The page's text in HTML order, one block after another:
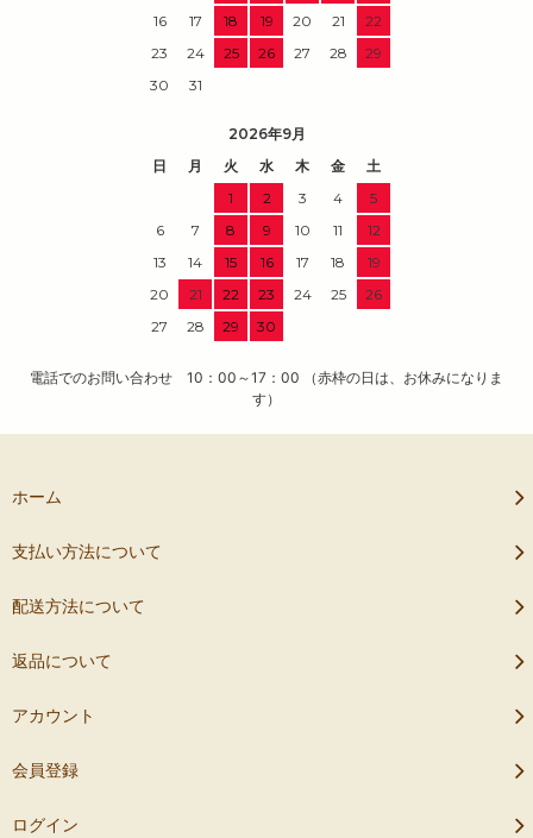
16
17 18 19 20 21
22
23
24 25 26 27 28
29
30
31
2026年9月
日
月 火 水 木 金
土
1
2 3 4
5
6
7 8 9 10 11
12
13
14 15 16 17 18
19
20
21 22 23 24 25
26
27
28 29 30
電話でのお問い合わせ 10：00～17：00 （赤枠の日は、お休みになりま
す）
ホーム
支払い方法について
配送方法について
返品について
アカウント
会員登録
ログイン